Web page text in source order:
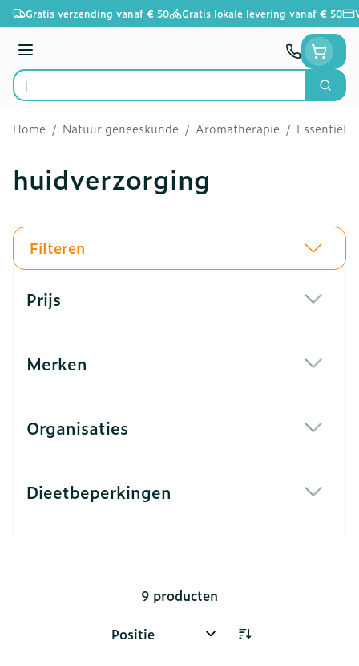
Ga naar de inhoud
Gratis verzending vanaf € 50 Gratis lokale levering vanaf € 50
Menu
Product, merk, categorie...
Zoek
Home / Natuur geneeskunde / Aromatherapie / Essentiële
huidverzorging
Filteren
Prijs
Merken
Organisaties
Dieetbeperkingen
9 producten
Sorteer op: